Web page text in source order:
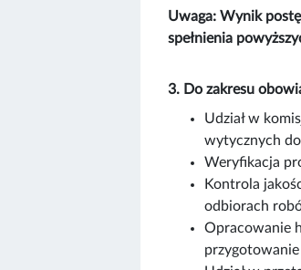
Uwaga: Wynik
spełnienia
3. Do zakresu
Udział w
wytycznych
Weryfikacja
Kontrola
odbiorach
Opracowanie